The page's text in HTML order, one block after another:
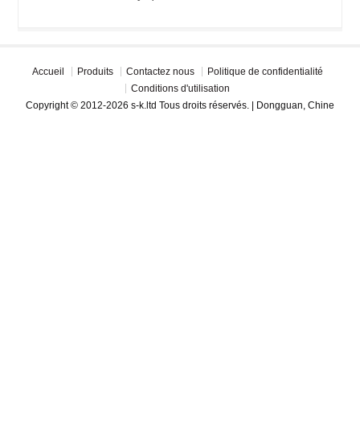
Accueil Produits Contactez nous
Politique de confidentialité
Conditions d'utilisation
Copyright © 2012-2026 s-k.ltd Tous droits réservés. | Dongguan, Chine